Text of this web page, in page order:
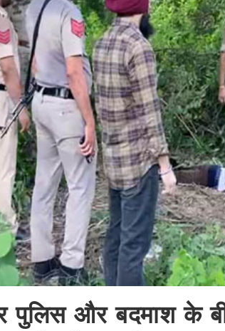
पुलिस और बदमाश के